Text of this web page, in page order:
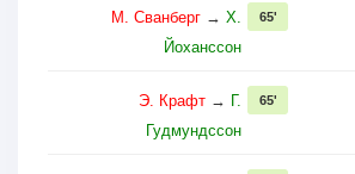
М. Сванберг → Х.
Йоханссон
65'
Э. Крафт → Г.
Гудмундссон
65'